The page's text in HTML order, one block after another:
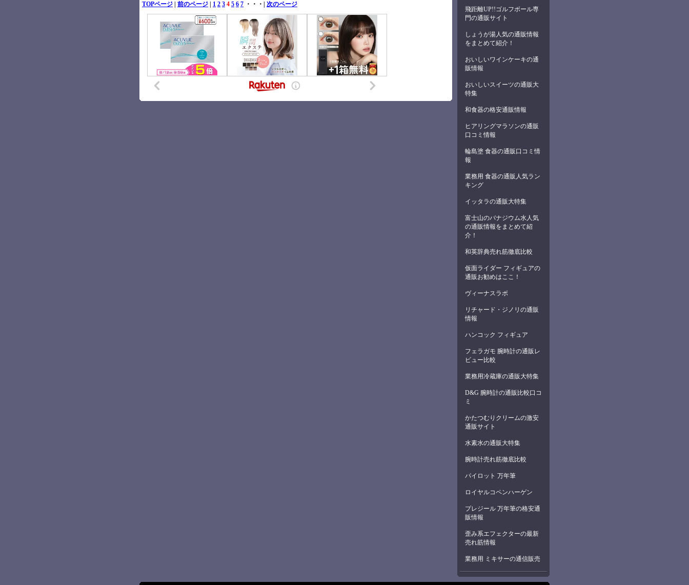
TOPページ 前のページ 1 2 3 4 5 6 7 ・・・| 次のページ
飛距離UP!!ゴルフボール専
門の通販サイト
しょうが湯人気の通販情報
をまとめて紹介！
おいしいワインケーキの通
販情報
おいしいスイーツの通販大
特集
和食器の格安通販情報
ヒアリングマラソンの通販
口コミ情報
輪島塗 食器の通販口コミ情
報
業務用 食器の通販人気ラン
キング
イッタラの通販大特集
富士山のバナジウム水人気
の通販情報をまとめて紹
介！
和英辞典売れ筋徹底比較
仮面ライダー フィギュアの
通販お勧めはここ！
ヴィーナスラボ
リチャード・ジノリの通販
情報
ハンコック フィギュア
フェラガモ 腕時計の通販レ
ビュー比較
業務用冷蔵庫の通販大特集
D&G 腕時計の通販比較口コ
ミ
かたつむりクリームの激安
通販サイト
水素水の通販大特集
腕時計売れ筋徹底比較
パイロット 万年筆
ロイヤルコペンハーゲン
プレジール 万年筆の格安通
販情報
歪み系エフェクターの最新
売れ筋情報
業務用 ミキサーの通信販売